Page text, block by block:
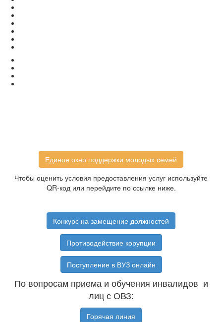
Единое окно поддержки молодых семей
Чтобы оценить условия предоставления услуг используйте
QR-код или перейдите по ссылке ниже.
Конкурс на замещение должностей
Противодействие корупции
Поступление в ВУЗ онлайн
По вопросам приема и обучения инвалидов и
лиц с ОВЗ:
Горячая линия